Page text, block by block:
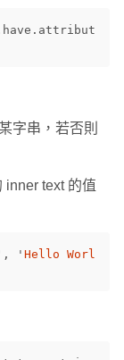
have . attribut
字串，若否則
inner text 的值
, ' Hello Worl